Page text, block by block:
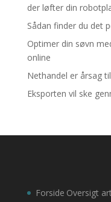
der løfter din
Sådan finder du det
Optimer din søvn
online
Nethandel er årsag
Eksporten vil ske
Forside Oversigt